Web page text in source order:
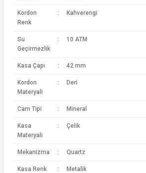
Kordon
Renk
: Kahverengi
Su
Geçirmezlik
: 10 ATM
Kasa Çapı : 42 mm
Kordon
Materyali
: Deri
Cam Tipi : Mineral
Kasa
Materyali
: Çelik
Mekanizma : Quartz
Kasa Renk : Metalik